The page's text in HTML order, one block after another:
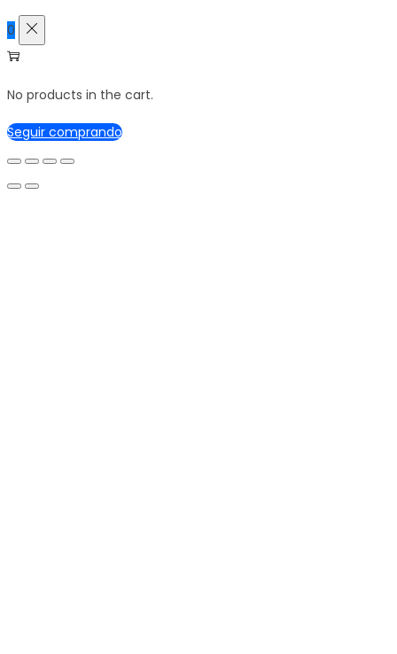
0
No products in the cart.
Seguir comprando